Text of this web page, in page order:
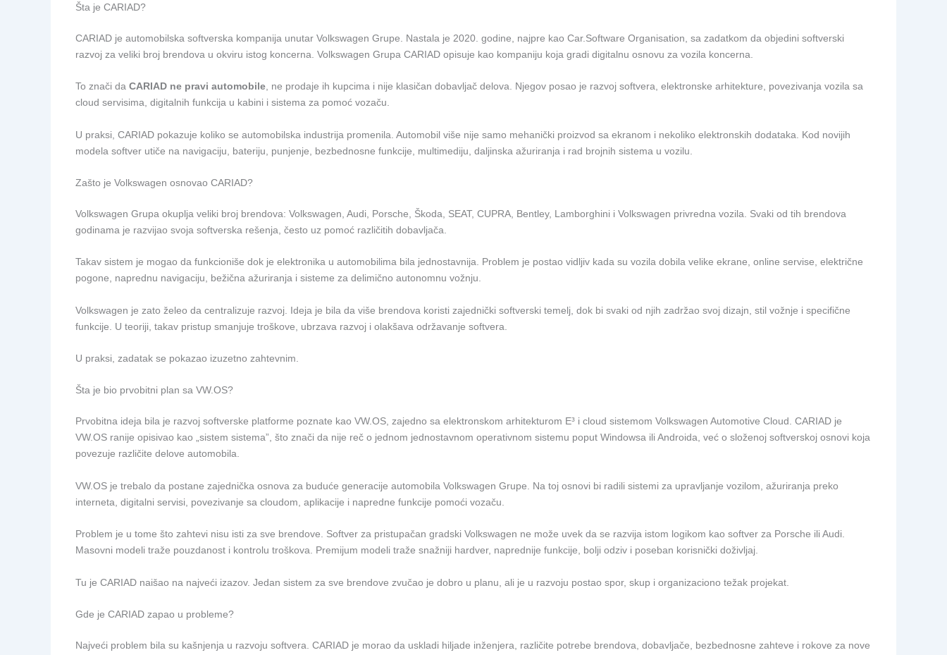
Šta je CARIAD?
CARIAD je automobilska softverska kompanija unutar Volkswagen Grupe. Nastala je 2020. godine, najpre kao Car.Software Organisation, sa zadatkom da objedini softverski
razvoj za veliki broj brendova u okviru istog koncerna. Volkswagen Grupa CARIAD opisuje kao kompaniju koja gradi digitalnu osnovu za vozila koncerna.
To znači da CARIAD ne pravi automobile , ne prodaje ih kupcima i nije klasičan dobavljač delova. Njegov posao je razvoj softvera, elektronske arhitekture, povezivanja vozila sa
cloud servisima, digitalnih funkcija u kabini i sistema za pomoć vozaču.
U praksi, CARIAD pokazuje koliko se automobilska industrija promenila. Automobil više nije samo mehanički proizvod sa ekranom i nekoliko elektronskih dodataka. Kod novijih
modela softver utiče na navigaciju, bateriju, punjenje, bezbednosne funkcije, multimediju, daljinska ažuriranja i rad brojnih sistema u vozilu.
Zašto je Volkswagen osnovao CARIAD?
Volkswagen Grupa okuplja veliki broj brendova: Volkswagen, Audi, Porsche, Škoda, SEAT, CUPRA, Bentley, Lamborghini i Volkswagen privredna vozila. Svaki od tih brendova
godinama je razvijao svoja softverska rešenja, često uz pomoć različitih dobavljača.
Takav sistem je mogao da funkcioniše dok je elektronika u automobilima bila jednostavnija. Problem je postao vidljiv kada su vozila dobila velike ekrane, online servise, električne
pogone, naprednu navigaciju, bežična ažuriranja i sisteme za delimično autonomnu vožnju.
Volkswagen je zato želeo da centralizuje razvoj. Ideja je bila da više brendova koristi zajednički softverski temelj, dok bi svaki od njih zadržao svoj dizajn, stil vožnje i specifične
funkcije. U teoriji, takav pristup smanjuje troškove, ubrzava razvoj i olakšava održavanje softvera.
U praksi, zadatak se pokazao izuzetno zahtevnim.
Šta je bio prvobitni plan sa VW.OS?
Prvobitna ideja bila je razvoj softverske platforme poznate kao VW.OS, zajedno sa elektronskom arhitekturom E³ i cloud sistemom Volkswagen Automotive Cloud. CARIAD je
VW.OS ranije opisivao kao „sistem sistema”, što znači da nije reč o jednom jednostavnom operativnom sistemu poput Windowsa ili Androida, već o složenoj softverskoj osnovi koja
povezuje različite delove automobila.
VW.OS je trebalo da postane zajednička osnova za buduće generacije automobila Volkswagen Grupe. Na toj osnovi bi radili sistemi za upravljanje vozilom, ažuriranja preko
interneta, digitalni servisi, povezivanje sa cloudom, aplikacije i napredne funkcije pomoći vozaču.
Problem je u tome što zahtevi nisu isti za sve brendove. Softver za pristupačan gradski Volkswagen ne može uvek da se razvija istom logikom kao softver za Porsche ili Audi.
Masovni modeli traže pouzdanost i kontrolu troškova. Premijum modeli traže snažniji hardver, naprednije funkcije, bolji odziv i poseban korisnički doživljaj.
Tu je CARIAD naišao na najveći izazov. Jedan sistem za sve brendove zvučao je dobro u planu, ali je u razvoju postao spor, skup i organizaciono težak projekat.
Gde je CARIAD zapao u probleme?
Najveći problem bila su kašnjenja u razvoju softvera. CARIAD je morao da uskladi hiljade inženjera, različite potrebe brendova, dobavljače, bezbednosne zahteve i rokove za nove